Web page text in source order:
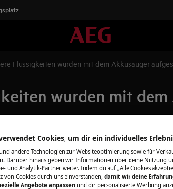
Flüssigkeiten wurden mit dem Akkusauger
wurden mit
andere) aufgesaugt. Ist
ist?
Wir sind
aus.
Cookies, um dir ein individuelles
andere Technologien zur Websiteoptimierung sowie für
Darüber hinaus geben wir Informationen über deine Nutzung
und Analytik-Partner weiter. Indem du auf „Alle Cookies
von Cookies durch uns einverstanden, damit wir deine
Angebote anpassen und dir personalisierte Werbung